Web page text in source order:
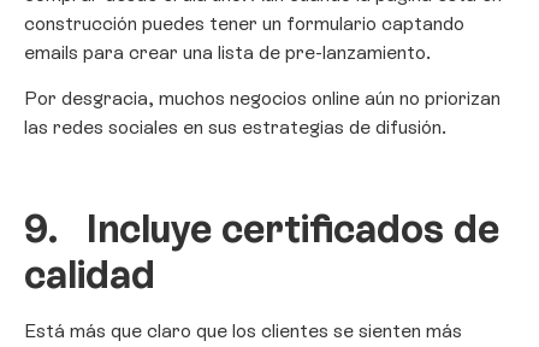
construcción puedes tener un formulario captando
emails para crear una lista de pre-lanzamiento.
Por desgracia, muchos negocios online aún no priorizan
las redes sociales en sus estrategias de difusión.
9. Incluye certificados de
calidad
Está más que claro que los clientes se sienten más